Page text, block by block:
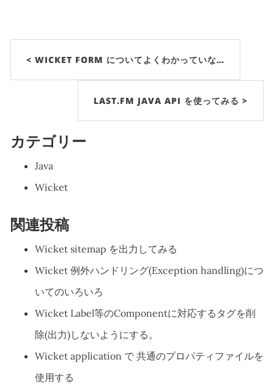
< WICKET FORM についてよくわかっていな…
LAST.FM JAVA API を使ってみる >
カテゴリー
Java
Wicket
関連投稿
Wicket sitemap を出力してみる
Wicket 例外ハンドリング(Exception handling)につ
いてのいろいろ
Wicket Label等のComponentに対応するタグを削
除(出力)しないようにする。
Wicket application で 共通のプロパティファイルを
使用する